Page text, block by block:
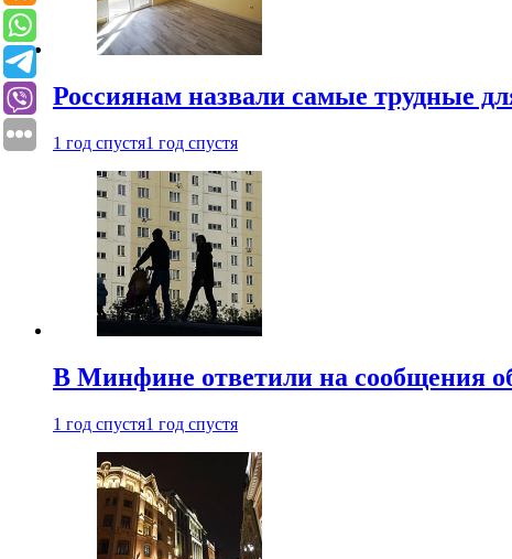
Россиянам назвали самые трудные
1 год спустя1 год спустя
В Минфине ответили на сообщения
1 год спустя1 год спустя